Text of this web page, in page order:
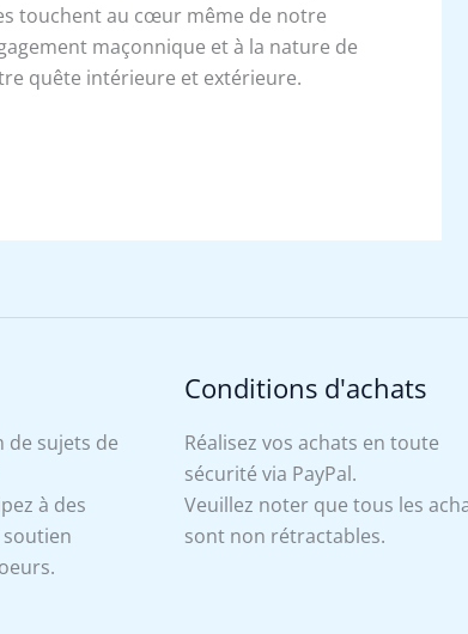
touchent au cœur même de notre
maçonnique et à la nature de
quête intérieure et extérieure.
de sujets de
à des
Conditions d'achats
Réalisez vos achats en toute
sécurité via PayPal.
Veuillez noter que tous les
sont non rétractables.